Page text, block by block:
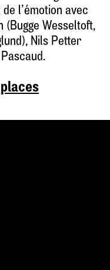
l’émotion avec
(Bugge Wesseltoft,
Nils Petter